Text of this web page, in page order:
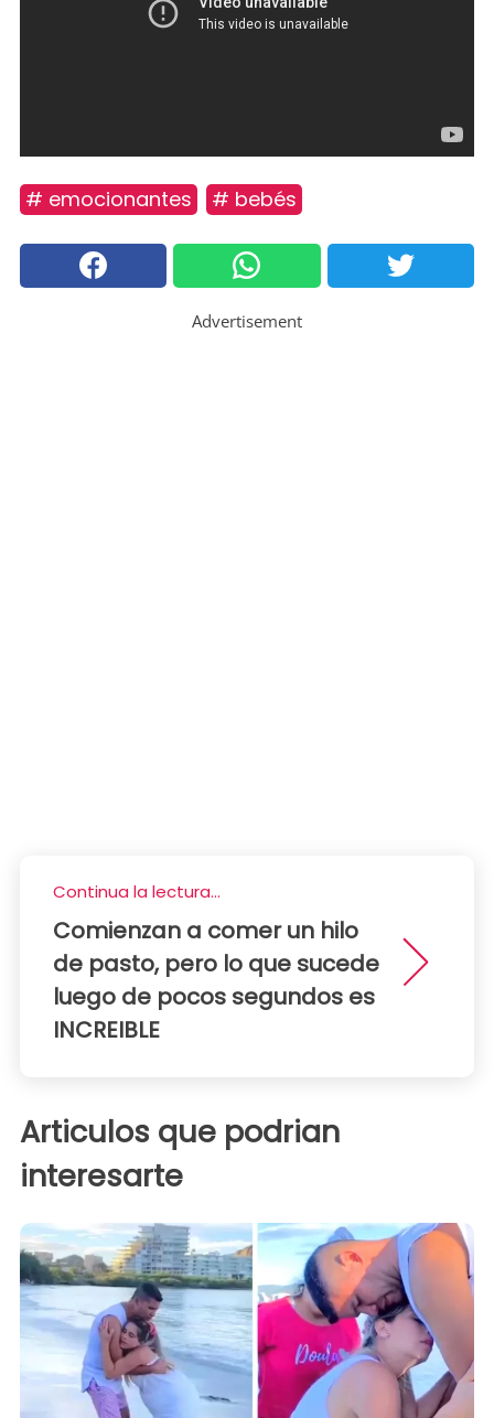
# emocionantes # bebés
Advertisement
Continua la lectura...
Comienzan a comer un hilo
de pasto, pero lo que sucede
luego de pocos segundos es
INCREIBLE
Articulos que podrian
interesarte